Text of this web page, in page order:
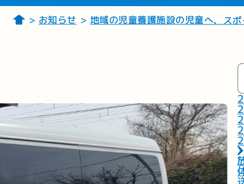
お知らせ 地域の児童養護施設の児童へ、ス